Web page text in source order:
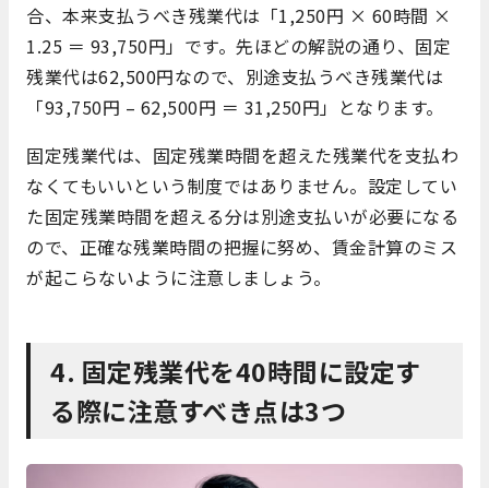
合、本来支払うべき残業代は「1,250円 × 60時間 ×
1.25 ＝ 93,750円」です。先ほどの解説の通り、固定
残業代は62,500円なので、別途支払うべき残業代は
「93,750円 – 62,500円 ＝ 31,250円」となります。
固定残業代は、固定残業時間を超えた残業代を支払わ
なくてもいいという制度ではありません。設定してい
た固定残業時間を超える分は別途支払いが必要になる
ので、正確な残業時間の把握に努め、賃金計算のミス
が起こらないように注意しましょう。
4. 固定残業代を40時間に設定す
る際に注意すべき点は3つ